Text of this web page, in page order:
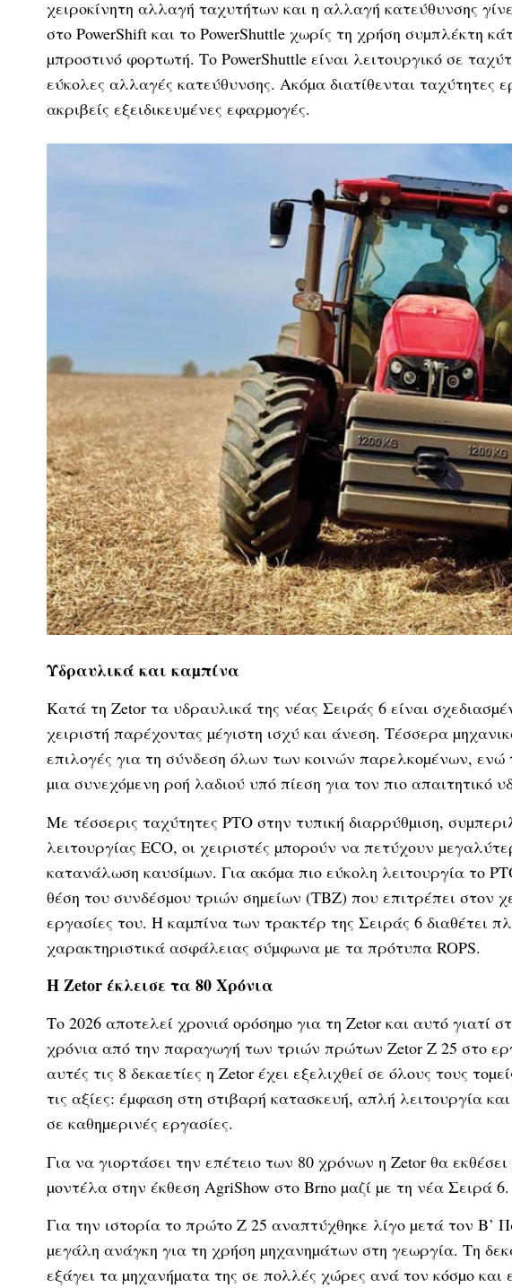
χειροκίνητη αλλαγή ταχυτήτων και η αλλαγή κατεύθυνσης
στο PowerShift και το PowerShuttle χωρίς τη χρήση συµπλέκτη
µπροστινό φορτωτή. Το PowerShuttle είναι λειτουργικό σε
εύκολες αλλαγές κατεύθυνσης. Ακόµα διατίθενται ταχύτητες
ακριβείς εξειδικευµένες εφαρµογές.
Υδραυλικά και καµπίνα
Κατά τη Zetor τα υδραυλικά της νέας Σειράς 6 είναι
χειριστή παρέχοντας µέγιστη ισχύ και άνεση. Τέσσερα
επιλογές για τη σύνδεση όλων των κοινών παρελκοµένων, ενώ
µια συνεχόµενη ροή λαδιού υπό πίεση για τον πιο απαιτητικό
Με τέσσερις ταχύτητες PTO στην τυπική διαρρύθµιση,
λειτουργίας ECO, οι χειριστές µπορούν να πετύχουν
κατανάλωση καυσίµων. Για ακόµα πιο εύκολη λειτουργία το
θέση του συνδέσµου τριών σηµείων (TBZ) που επιτρέπει στον
εργασίες του. Η καµπίνα των τρακτέρ της Σειράς 6 διαθέτει
χαρακτηριστικά ασφάλειας σύµφωνα µε τα πρότυπα ROPS.
H Zetor έκλεισε τα 80 Χρόνια
Το 2026 αποτελεί χρονιά ορόσηµο για τη Zetor και αυτό γιατί
χρόνια από την παραγωγή των τριών πρώτων Zetor Z 25 στο
αυτές τις 8 δεκαετίες η Zetor έχει εξελιχθεί σε όλους τους
τις αξίες: έµφαση στη στιβαρή κατασκευή, απλή λειτουργία
σε καθηµερινές εργασίες.
Για να γιορτάσει την επέτειο των 80 χρόνων η Zetor θα
µοντέλα στην έκθεση AgriShow στο Brno µαζί µε τη νέα Σειρά 6.
Για την ιστορία το πρώτο Z 25 αναπτύχθηκε λίγο µετά τον Β’
µεγάλη ανάγκη για τη χρήση µηχανηµάτων στη γεωργία. Τη
εξάγει τα µηχανήµατα της σε πολλές χώρες ανά τον κόσµο και